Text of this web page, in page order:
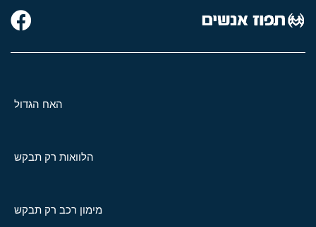
האח הגדול
הלוואות רק תבקש
מימון רכב רק תבקש